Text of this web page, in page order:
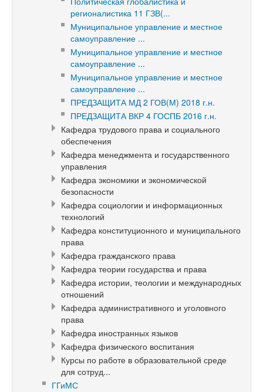
регионалистика 11 ГЗВ(...
Муниципальное управление и местное
самоуправление ...
Муниципальное управление и местное
самоуправление ...
Муниципальное управление и местное
самоуправление ...
ПРЕДЗАЩИТА МД 2 ГОВ(М) 2018 г.н.
ПРЕДЗАЩИТА ВКР 4 ГОСПБ 2016 г.н.
Кафедра трудового права и социального
обеспечения
Кафедра менеджмента и государственного
управления
Кафедра экономики и экономической
безопасности
Кафедра социологии и информационных
технологий
Кафедра конституционного и муниципального
права
Кафедра гражданского права
Кафедра теории государства и права
Кафедра истории, теологии и международных
отношений
Кафедра административного и уголовного
права
Кафедра иностранных языков
Кафедра физического воспитания
Курсы по работе в образовательной среде
для сотруд...
ГГиМС